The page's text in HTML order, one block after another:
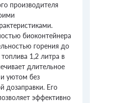
производителя
биоконтейнера
горения до
1,2 литра в
длительное
уютом без
дозаправки. Его
эффективно